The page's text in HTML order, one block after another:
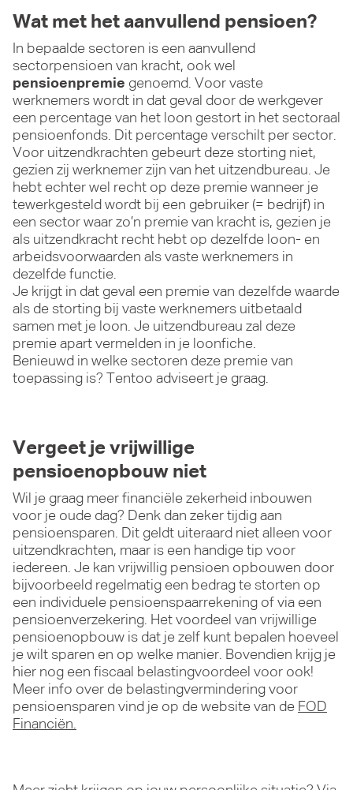
Wat met het aanvullend pensioen?
In bepaalde sectoren is een aanvullend
sectorpensioen van kracht, ook wel
pensioenpremie genoemd. Voor vaste
werknemers wordt in dat geval door de werkgever
een percentage van het loon gestort in het sectoraal
pensioenfonds. Dit percentage verschilt per sector.
Voor uitzendkrachten gebeurt deze storting niet,
gezien zij werknemer zijn van het uitzendbureau. Je
hebt echter wel recht op deze premie wanneer je
tewerkgesteld wordt bij een gebruiker (= bedrijf) in
een sector waar zo’n premie van kracht is, gezien je
als uitzendkracht recht hebt op dezelfde loon- en
arbeidsvoorwaarden als vaste werknemers in
dezelfde functie.
Je krijgt in dat geval een premie van dezelfde waarde
als de storting bij vaste werknemers uitbetaald
samen met je loon. Je uitzendbureau zal deze
premie apart vermelden in je loonfiche.
Benieuwd in welke sectoren deze premie van
toepassing is? Tentoo adviseert je graag.
Vergeet je vrijwillige
pensioenopbouw niet
Wil je graag meer financiële zekerheid inbouwen
voor je oude dag? Denk dan zeker tijdig aan
pensioensparen. Dit geldt uiteraard niet alleen voor
uitzendkrachten, maar is een handige tip voor
iedereen. Je kan vrijwillig pensioen opbouwen door
bijvoorbeeld regelmatig een bedrag te storten op
een individuele pensioenspaarrekening of via een
pensioenverzekering. Het voordeel van vrijwillige
pensioenopbouw is dat je zelf kunt bepalen hoeveel
je wilt sparen en op welke manier. Bovendien krijg je
hier nog een fiscaal belastingvoordeel voor ook!
Meer info over de belastingvermindering voor
pensioensparen vind je op de website van de FOD
Financiën.